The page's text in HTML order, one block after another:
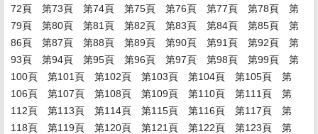
72頁
第73頁 第74頁 第75頁 第76頁 第77頁 第78頁
第
79頁
第80頁 第81頁 第82頁 第83頁 第84頁 第85頁
第
86頁
第87頁 第88頁 第89頁 第90頁 第91頁 第92頁
第
93頁
第94頁 第95頁 第96頁 第97頁 第98頁 第99頁
第
100頁
第101頁 第102頁 第103頁 第104頁 第105頁
第
106頁
第107頁 第108頁 第109頁 第110頁 第111頁
第
112頁
第113頁 第114頁 第115頁 第116頁 第117頁
第
118頁
第119頁 第120頁 第121頁 第122頁 第123頁
第